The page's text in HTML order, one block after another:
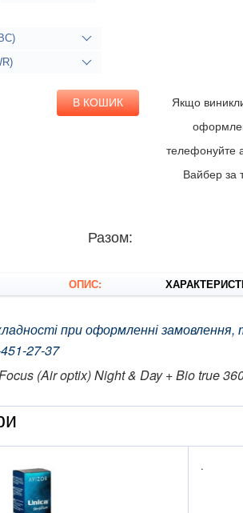
Якщо
телефонуйте
Вайбер за
Разом:
ОПИС:
при оформленні
27-37
(Air optix) Night & Day + Bio true
.